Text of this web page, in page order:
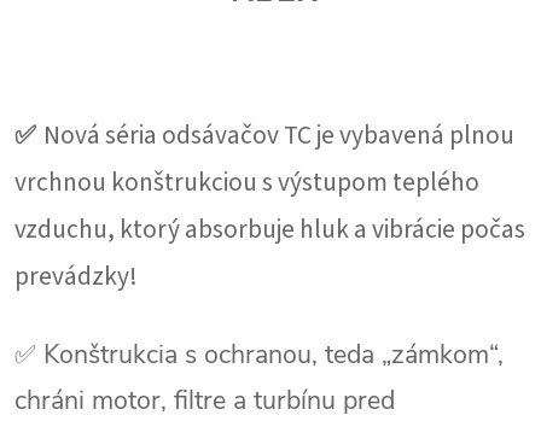
✅ Nová séria odsávačov TC je vybavená plnou
vrchnou konštrukciou s výstupom teplého
vzduchu, ktorý absorbuje hluk a vibrácie počas
prevádzky!
✅ Konštrukcia s ochranou, teda „zámkom“,
chráni motor, filtre a turbínu pred